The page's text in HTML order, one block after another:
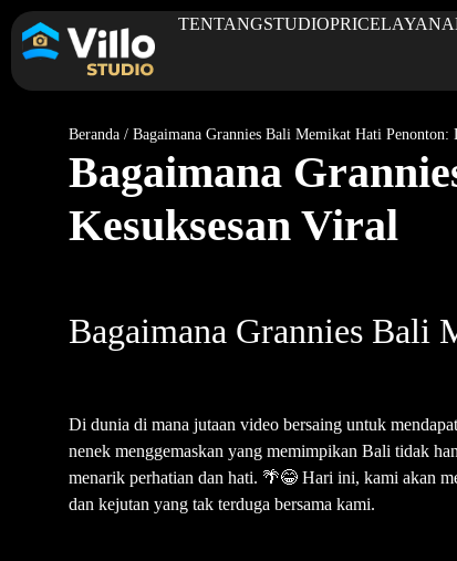
TENTANGSTUDIOPRICE
Beranda / Bagaimana Grannies Bali Memikat Hati
Bagaimana
Kesuksesan Viral
Bagaimana Grannies Bali
Di dunia di mana jutaan video bersaing untuk
nenek menggemaskan yang memimpikan Bali tidak
menarik perhatian dan hati. 🌴😂 Hari ini, kami akan
dan kejutan yang tak terduga bersama kami.